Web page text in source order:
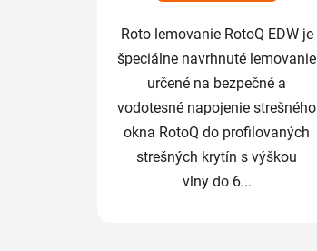
Roto lemovanie RotoQ EDW je
špeciálne navrhnuté lemovanie
určené na bezpečné a
vodotesné napojenie strešného
okna RotoQ do profilovaných
strešných krytín s výškou
vlny do 6...